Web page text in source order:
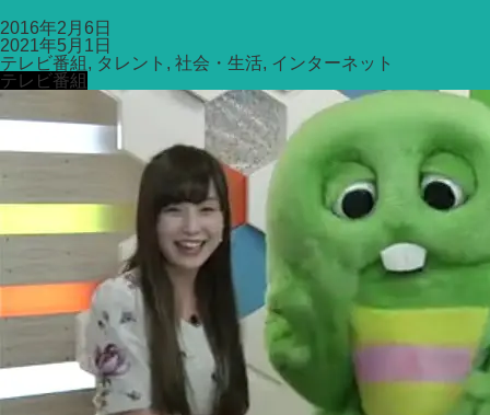
2016年2月6日
2021年5月1日
テレビ番組 , タレント , 社会・生活, インターネット
テレビ番組